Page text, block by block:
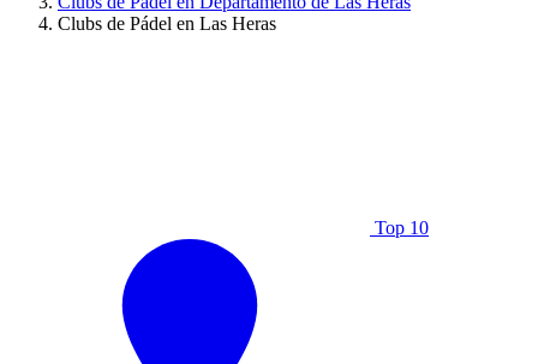
Clubs de Pádel en Las Heras
Top 10